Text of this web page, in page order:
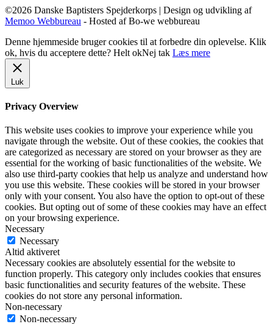
©2026 Danske Baptisters Spejderkorps | Design og udvikling af
Memoo Webbureau - Hosted af Bo-we webbureau
Denne hjemmeside bruger cookies til at forbedre din oplevelse. Klik
ok, hvis du acceptere dette? Helt okNej tak Læs mere
Luk
Privacy Overview
This website uses cookies to improve your experience while you
navigate through the website. Out of these cookies, the cookies that
are categorized as necessary are stored on your browser as they are
essential for the working of basic functionalities of the website. We
also use third-party cookies that help us analyze and understand how
you use this website. These cookies will be stored in your browser
only with your consent. You also have the option to opt-out of these
cookies. But opting out of some of these cookies may have an effect
on your browsing experience.
Necessary
Necessary
Altid aktiveret
Necessary cookies are absolutely essential for the website to
function properly. This category only includes cookies that ensures
basic functionalities and security features of the website. These
cookies do not store any personal information.
Non-necessary
Non-necessary